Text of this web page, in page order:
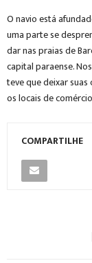
O navio está
uma parte se
dar nas praias de
capital paraense.
teve que deixar
os locais de
COMPARTILHE